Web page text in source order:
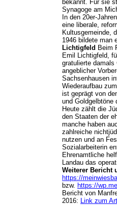
bekannt. Für sie
Synagoge am
In den 20er-
eine liberale,
Kultusgemeinde,
1946 bildete man
Lichtigfeld Beim
Emil Lichtigfeld,
gratulierte damals
angeblicher
Sachsenhausen
Wiederaufbau
ist geprägt von
und Goldgelbtöne
Heute zählt die
den Staaten der
manche haben
zahlreiche
nutzen und an
Sozialarbeiterin
Ehrenamtliche
Landau das
Weiterer Bericht
https://
bzw. https://
Bericht von
2016: Link zum